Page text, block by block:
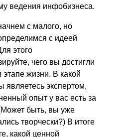
ведения инфобизнеса.
с малого, но
с идеей
этого
чего вы достигли
жизни. В какой
являетесь экспертом,
опыт у вас есть за
быть, вы уже
творчески?) В итоге
какой ценной